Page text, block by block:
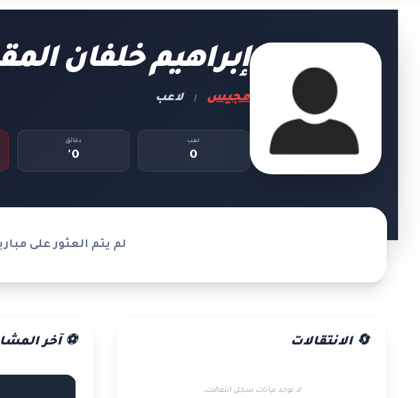
إبراهيم خلفان
مجيس | لاعب
لعب
0
دقائق
0'
لم يتم العثور على
🔄 الانتقالات
لا توجد بيانات سجل انتقالات.
⚽ آخر